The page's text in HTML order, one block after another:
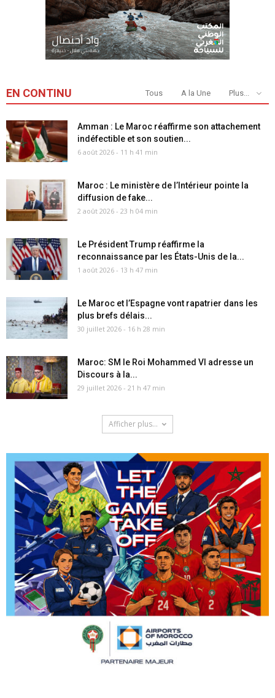
EN CONTINU Tous A la Une Plus...
Amman : Le Maroc réaffirme son attachement
indéfectible et son soutien...
6 août 2026 - 11 h 41 min
Maroc : Le ministère de l’Intérieur pointe la
diffusion de fake...
2 août 2026 - 23 h 04 min
Le Président Trump réaffirme la
reconnaissance par les États-Unis de la...
1 août 2026 - 13 h 47 min
Le Maroc et l’Espagne vont rapatrier dans les
plus brefs délais...
30 juillet 2026 - 16 h 28 min
Maroc: SM le Roi Mohammed VI adresse un
Discours à la...
29 juillet 2026 - 21 h 47 min
Afficher plus...